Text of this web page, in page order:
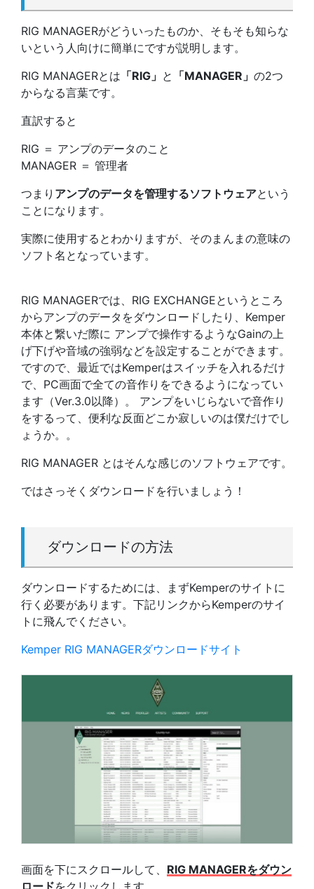
RIG MANAGERがどういったものか、そもそも知らな
いという人向けに簡単にですが説明します。
RIG MANAGERとは 「RIG」 と 「MANAGER」 の2つ
からなる言葉です。
直訳すると
RIG ＝ アンプのデータのこと
MANAGER ＝ 管理者
つまり アンプのデータを管理するソフトウェアという
ことになります。
実際に使用するとわかりますが、そのまんまの意味の
ソフト名となっています。
RIG MANAGERでは、RIG EXCHANGEというところ
からアンプのデータをダウンロードしたり、Kemper
本体と繋いだ際に アンプで操作するようなGainの上
げ下げや音域の強弱などを設定することができます。
ですので、最近ではKemperはスイッチを入れるだけ
で、PC画面で全ての音作りをできるようになってい
ます（Ver.3.0以降）。 アンプをいじらないで音作り
をするって、便利な反面どこか寂しいのは僕だけでし
ょうか。。
RIG MANAGER とはそんな感じのソフトウェアです。
ではさっそくダウンロードを行いましょう！
ダウンロードの方法
ダウンロードするためには、まずKemperのサイトに
行く必要があります。下記リンクからKemperのサイ
トに飛んでください。
Kemper RIG MANAGERダウンロードサイト
画面を下にスクロールして、 RIG MANAGERをダウン